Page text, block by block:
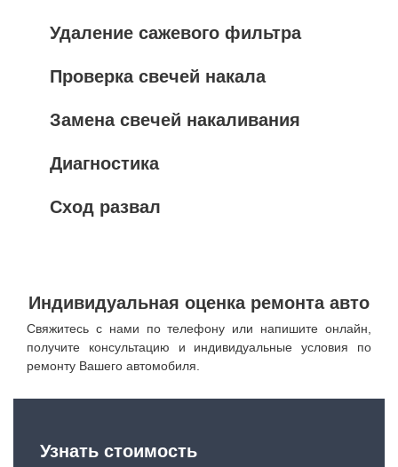
Удаление сажевого фильтра
Проверка свечей накала
Замена свечей накаливания
Диагностика
Сход развал
Индивидуальная оценка ремонта авто
Свяжитесь с нами по телефону или напишите онлайн,
получите консультацию и индивидуальные условия по
ремонту Вашего автомобиля.
Узнать стоимость